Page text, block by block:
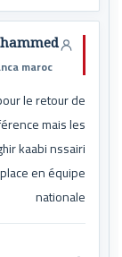
maroc
le retour de
mais les
kaabi nssairi
en équipe
nationale